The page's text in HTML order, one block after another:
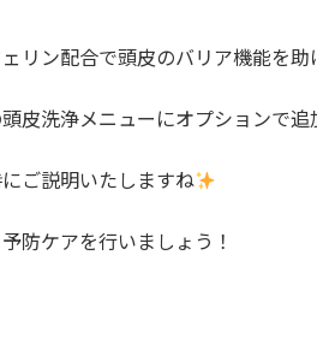
リン配合で頭皮のバリア機能を助
皮洗浄メニューにオプションで追
ご説明いたしますね
防ケアを行いましょう！